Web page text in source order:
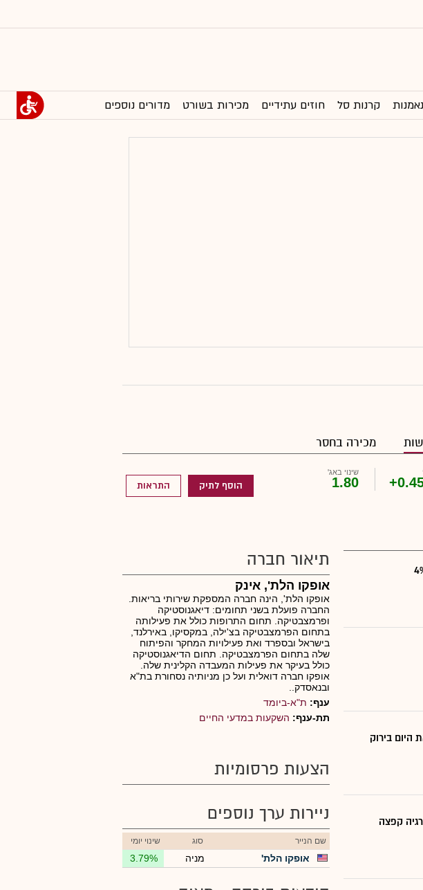
קרנות סל חוזים עתידיים מכירות בשורט מדורים נוספים
מכירה בחסר
שינוי באג'
1.80 הוסף לתיק התראות
היום בירוק
תיאור חברה
אופקו הלת', אינק
אופקו הלת', הינה חברה המספקת שירותי בריאות.
החברה פועלת בשני תחומים: דיאגנוסטיקה
ופרמצבטיקה. תחום התרופות כולל את פעילותה
בתחום הפרמצבטיקה בצ'ילה, במקסיקו, באירלנד,
בישראל ובספרד ואת פעילויות המחקר והפיתוח
שלה בתחום הפרמצבטיקה. תחום הדיאגנוסטיקה
כולל בעיקר את פעילות המעבדה הקלינית שלה.
אופקו חברה דואלית ועל כן מניותיה נסחורת בת"א
ובנאסדק..
ענף: ת"א-ביומד
תת-ענף: השקעות במדעי החיים
הצעות פרסומיות
ניירות ערך נוספים
שם הנייר סוג שינוי יומי
אופקו הלת' מניה 3.79%